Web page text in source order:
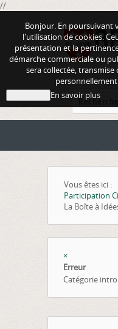
//
Bonjour. En poursuivant
l'utilisation de cookies.
présentation et la
démarche commerciale ou
sera collectée,
En savoir plus
Vous êtes ici :
Participation
La Boîte à
×
Erreur
Catégorie